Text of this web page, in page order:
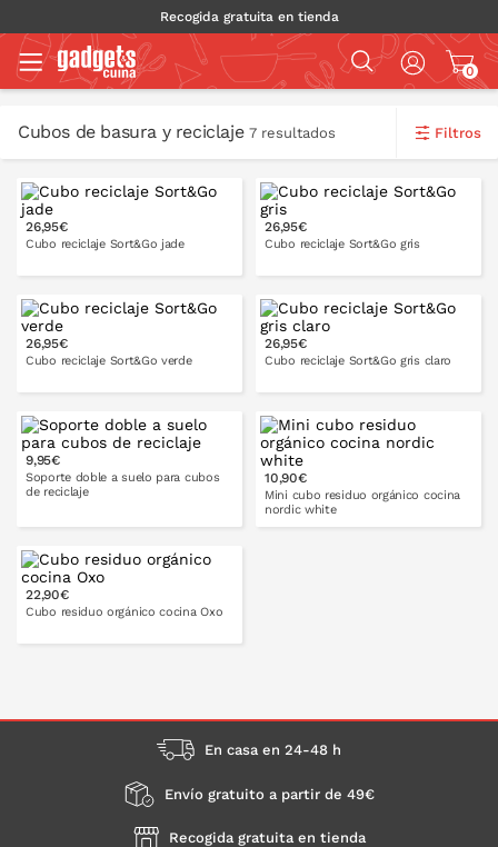
Recogida gratuita en tienda
0
Cubos de basura y reciclaje 7 resultados Filtros
26,95€
Cubo reciclaje Sort&Go jade
12 l 25 l
6 l
26,95€
Cubo reciclaje Sort&Go gris
12 l 16 l
6 l
26,95€
Cubo reciclaje Sort&Go verde
12 l 16 l
26,95€
Cubo reciclaje Sort&Go gris claro
12 l 16 l
6 l
9,95€
Soporte doble a suelo para cubos
de reciclaje
PONLO EN LA CESTA
10,90€
Mini cubo residuo orgánico cocina
nordic white
22,90€
Cubo residuo orgánico cocina Oxo
En casa en 24-48 h
Envío gratuito a partir de 49€
Recogida gratuita en tienda